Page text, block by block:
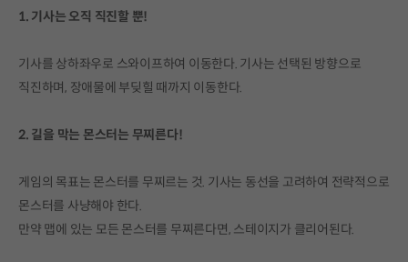
1. 기사는 오직 직진할 뿐!
기사를 상하좌우로 스와이프하여 이동한다. 기사는 선택된 방향으로
직진하며, 장애물에 부딪힐 때까지 이동한다.
2. 길을 막는 몬스터는 무찌른다!
게임의 목표는 몬스터를 무찌르는 것. 기사는 동선을 고려하여 전략적으로
몬스터를 사냥해야 한다.
만약 맵에 있는 모든 몬스터를 무찌른다면, 스테이지가 클리어된다.